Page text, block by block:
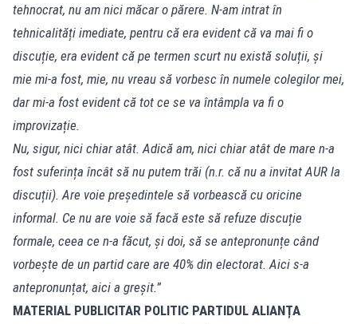
tehnocrat, nu am nici măcar o părere. N-am intrat în
tehnicalități imediate, pentru că era evident că va mai fi o
discuție, era evident că pe termen scurt nu există soluții, și
mie mi-a fost, mie, nu vreau să vorbesc în numele colegilor mei,
dar mi-a fost evident că tot ce se va întâmpla va fi o
improvizație.
Nu, sigur, nici chiar atât. Adică am, nici chiar atât de mare n-a
fost suferința încât să nu putem trăi (n.r. că nu a invitat AUR la
discuții). Are voie președintele să vorbească cu oricine
informal. Ce nu are voie să facă este să refuze discuție
formale, ceea ce n-a făcut, și doi, să se antepronunțe când
vorbește de un partid care are 40% din electorat. Aici s-a
antepronunțat, aici a greșit.”
MATERIAL PUBLICITAR POLITIC PARTIDUL ALIANȚA